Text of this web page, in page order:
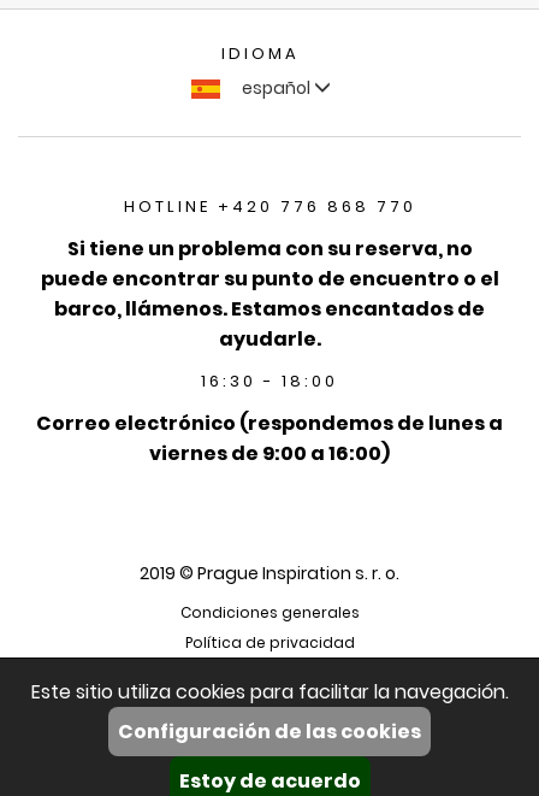
IDIOMA
español
HOTLINE +420 776 868 770
Si tiene un problema con su reserva, no
puede encontrar su punto de encuentro o el
barco, llámenos. Estamos encantados de
ayudarle.
16:30 - 18:00
Correo electrónico (respondemos de lunes a
viernes de 9:00 a 16:00)
2019 © Prague Inspiration s. r. o.
Condiciones generales
Política de privacidad
Este sitio utiliza cookies para facilitar la navegación.
Configuración de las cookies
Estoy de acuerdo